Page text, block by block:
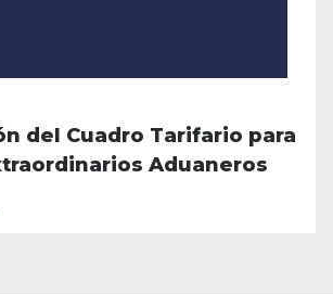
del Cuadro Tarifario para
Aduaneros